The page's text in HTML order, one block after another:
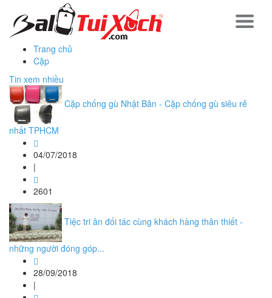
Trang chủ
Cặp
Tin xem nhiều
Cặp chống gù Nhật Bản - Cặp chống gù siêu rẻ
nhất TPHCM
04/07/2018
|
2601
Tiệc tri ân đối tác cùng khách hàng thân thiết -
những người đóng góp...
28/09/2018
|